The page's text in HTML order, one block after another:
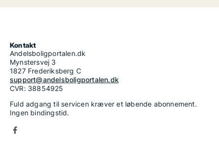
Kontakt
Andelsboligportalen.dk
Mynstersvej 3
1827 Frederiksberg C
support@andelsboligportalen.dk
CVR: 38854925
Fuld adgang til servicen kræver et løbende abonnement.
Ingen bindingstid.